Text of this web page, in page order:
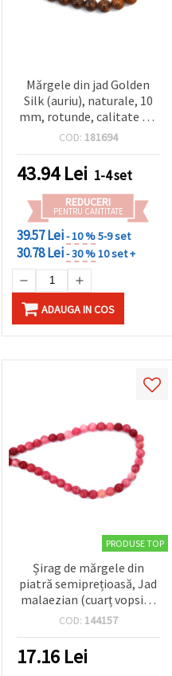
Mărgele din jad Golden
Silk (auriu), naturale, 10
mm, rotunde, calitate A –
șirag ~36 buc., piatră
bijuterii handmade/DIY
COD: 181694
43.94Lei 1-4 set
REDUCERI
PENTRU CANTITATE
39.57 Lei- 10 %5-9 set
30.78 Lei- 30 %10 set +
ADAUGA IN COS
PRODUSE TOP
Șirag de mărgele din
piatră semiprețioasă, Jad
malaezian (cuarț vopsit),
rotunde, roz, 8 mm, ~48
COD: 144157
17.16 Lei